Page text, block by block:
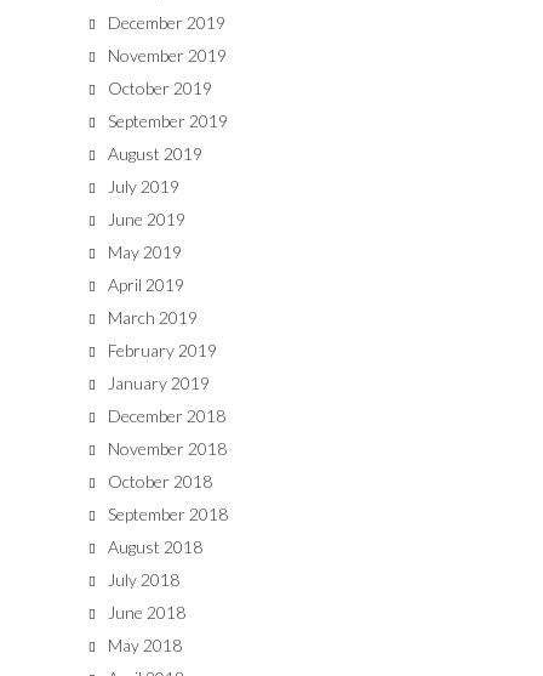
December 2019
November 2019
October 2019
September 2019
August 2019
July 2019
June 2019
May 2019
April 2019
March 2019
February 2019
January 2019
December 2018
November 2018
October 2018
September 2018
August 2018
July 2018
June 2018
May 2018